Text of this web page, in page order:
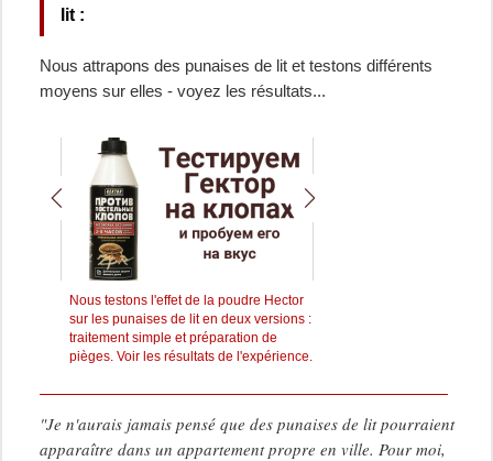
lit :
Nous attrapons des punaises de lit et testons différents
moyens sur elles - voyez les résultats...
Nous testons l'effet de la poudre Hector
sur les punaises de lit en deux versions :
traitement simple et préparation de
pièges. Voir les résultats de l'expérience.
"Je n'aurais jamais pensé que des punaises de lit pourraient
apparaître dans un appartement propre en ville. Pour moi,